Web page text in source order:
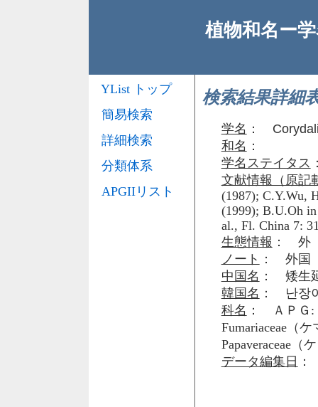
植物和名ー
検索結果詳細
学名 ：
和名 ：
学名ステイタス
文献情報（原記
(1987); C.Y.Wu,
(1999); B.U.Oh
al., Fl. China 7:
生態情報 ： 外
ノート ： 外国
中国名 ： 矮生
韓国名 ： 난장
科名 ： ＡＰＧ:
Fumariaceae（
Papaveraceae（
データ編集日
YList トップ
簡易検索
詳細検索
分類体系
APGIIリスト